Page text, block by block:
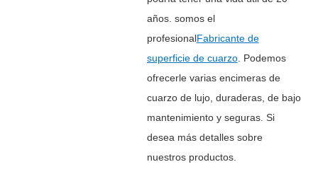
años. somos el
profesionalFabricante de
superficie de cuarzo. Podemos
ofrecerle varias encimeras de
cuarzo de lujo, duraderas, de bajo
mantenimiento y seguras. Si
desea más detalles sobre
nuestros productos.